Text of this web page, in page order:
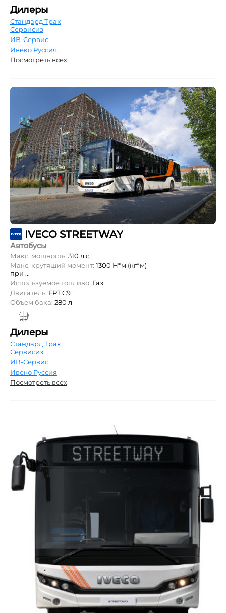
Дилеры
Стандард Трак
Сервисиз
ИВ-Сервис
Ивеко Руссия
Посмотреть всех
IVECO STREETWAY
Автобусы
Макс. мощность: 310 л.с.
Макс. крутящий момент: 1300 Н*м (кг*м)
при ...
Используемое топливо: Газ
Двигатель: FPT C9
Объем бака: 280 л
Дилеры
Стандард Трак
Сервисиз
ИВ-Сервис
Ивеко Руссия
Посмотреть всех